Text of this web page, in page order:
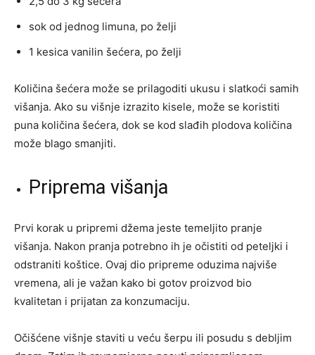
sok od jednog limuna, po želji
1 kesica vanilin šećera, po želji
Količina šećera može se prilagoditi ukusu i slatkoći samih
višanja. Ako su višnje izrazito kisele, može se koristiti
puna količina šećera, dok se kod slađih plodova količina
može blago smanjiti.
Priprema višanja
Prvi korak u pripremi džema jeste temeljito pranje
višanja. Nakon pranja potrebno ih je očistiti od peteljki i
odstraniti koštice. Ovaj dio pripreme oduzima najviše
vremena, ali je važan kako bi gotov proizvod bio
kvalitetan i prijatan za konzumaciju.
Očišćene višnje staviti u veću šerpu ili posudu s debljim